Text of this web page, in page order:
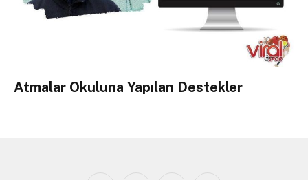
Atmalar Okuluna Yapılan Destekler